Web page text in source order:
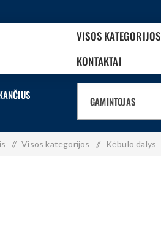
VISOS KATEGORIJOS
KONTAKTAI
GAMINTOJAS
/ Visos kategorijos / Kėbulo dalys